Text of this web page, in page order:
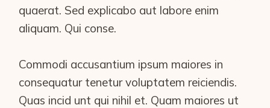
quaerat. Sed explicabo aut labore enim
aliquam. Qui conse.
Commodi accusantium ipsum maiores in
consequatur tenetur voluptatem reiciendis.
Quas incid unt qui nihil et. Quam maiores ut